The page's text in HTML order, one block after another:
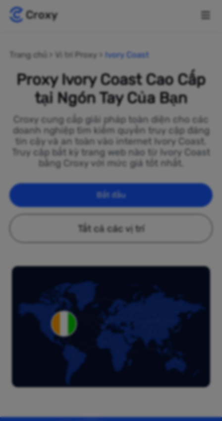
Trang chủ Vị trí Proxy Ivory Coast
Proxy Ivory Coast Cao Cấp
tại Ngón Tay Của Bạn
Croxy cung cấp giải pháp toàn diện cho các
doanh nghiệp tìm kiếm quyền truy cập đáng
tin cậy và an toàn vào internet Ivory Coast.
Truy cập bất kỳ trang web nào từ Ivory Coast
bằng Croxy với mức giá tốt nhất.
Bắt đầu
Tất cả các vị trí